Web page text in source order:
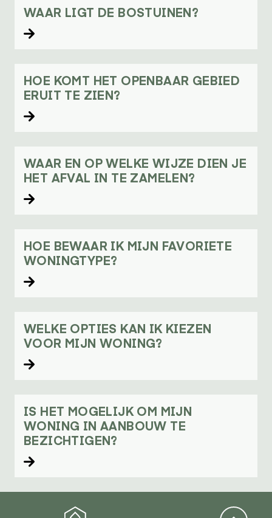
WAAR LIGT DE BOSTUINEN?
Lees verder
HOE KOMT HET OPENBAAR GEBIED
ERUIT TE ZIEN?
Lees verder
WAAR EN OP WELKE WIJZE DIEN JE
HET AFVAL IN TE ZAMELEN?
Lees verder
HOE BEWAAR IK MIJN FAVORIETE
WONINGTYPE?
Lees verder
WELKE OPTIES KAN IK KIEZEN
VOOR MIJN WONING?
Lees verder
IS HET MOGELIJK OM MIJN
WONING IN AANBOUW TE
BEZICHTIGEN?
Lees verder